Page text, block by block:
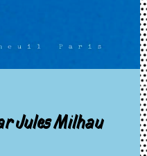
Jules Milhau